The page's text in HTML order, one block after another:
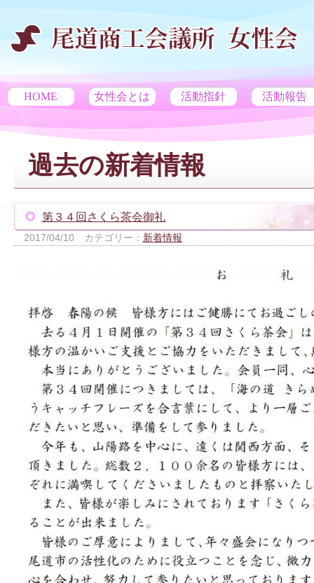
HOME 女性会とは 活動指針 活動報告
過去の新着情報
第３４回さくら茶会御礼
2017/04/10 カテゴリー： 新着情報